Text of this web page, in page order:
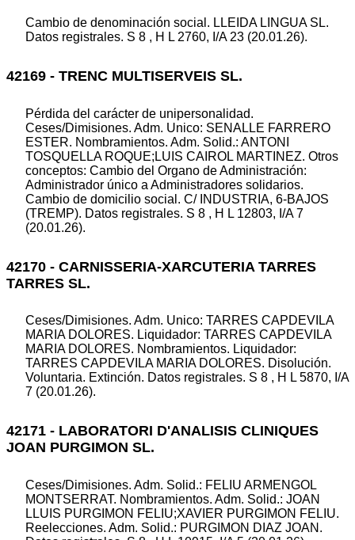
Cambio de denominación social. LLEIDA LINGUA SL.
Datos registrales. S 8 , H L 2760, I/A 23 (20.01.26).
42169 - TRENC MULTISERVEIS SL.
Pérdida del carácter de unipersonalidad.
Ceses/Dimisiones. Adm. Unico: SENALLE FARRERO
ESTER. Nombramientos. Adm. Solid.: ANTONI
TOSQUELLA ROQUE;LUIS CAIROL MARTINEZ. Otros
conceptos: Cambio del Organo de Administración:
Administrador único a Administradores solidarios.
Cambio de domicilio social. C/ INDUSTRIA, 6-BAJOS
(TREMP). Datos registrales. S 8 , H L 12803, I/A 7
(20.01.26).
42170 - CARNISSERIA-XARCUTERIA TARRES
TARRES SL.
Ceses/Dimisiones. Adm. Unico: TARRES CAPDEVILA
MARIA DOLORES. Liquidador: TARRES CAPDEVILA
MARIA DOLORES. Nombramientos. Liquidador:
TARRES CAPDEVILA MARIA DOLORES. Disolución.
Voluntaria. Extinción. Datos registrales. S 8 , H L 5870, I/A
7 (20.01.26).
42171 - LABORATORI D'ANALISIS CLINIQUES
JOAN PURGIMON SL.
Ceses/Dimisiones. Adm. Solid.: FELIU ARMENGOL
MONTSERRAT. Nombramientos. Adm. Solid.: JOAN
LLUIS PURGIMON FELIU;XAVIER PURGIMON FELIU.
Reelecciones. Adm. Solid.: PURGIMON DIAZ JOAN.